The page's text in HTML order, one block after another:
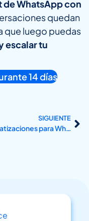
WhatsApp con
quedan
que luego puedas
escalar tu
14 días
SIGUIENTE
Automatizaciones para WhatsApp: ahorra tiempo, organiza tu canal y convierte más